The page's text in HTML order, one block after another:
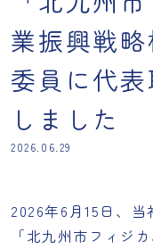
業振興戦
委員に代
しました
2026.06.29
2026年6月15日、当
「北九州市フィジ